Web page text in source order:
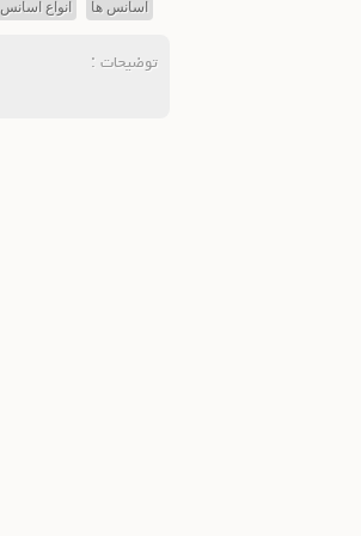
اسانس ها انواع اسانس
توضیحات :